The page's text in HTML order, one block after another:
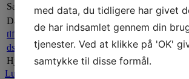
Samarbejdspartnere
Dansk Sejlunion
tlf. +45 8820 7000
ds@sejlsport.dk
Hjemmeside:dansksejlunion.dk
Luk
med data, du tidligere har givet
de har indsamlet gennem din
tjenester. Ved at klikke på 'OK'
samtykke til disse formål.